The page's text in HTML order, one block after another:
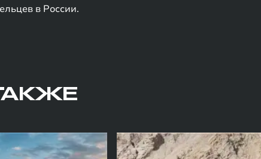
в России.